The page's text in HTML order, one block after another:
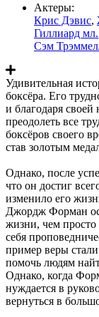
Актеры:
Крис Дэвис,
Гиллиард мл.
Сэм
Удивительная
боксёра. Его
и благодаря своей
преодолеть все
боксёров своего
став золотым
Однако, после
что он достиг
изменило его
Джордж Форман
жизни, чем просто
себя
пример веры
помочь людям
Однако, когда
нуждается в
вернуться в